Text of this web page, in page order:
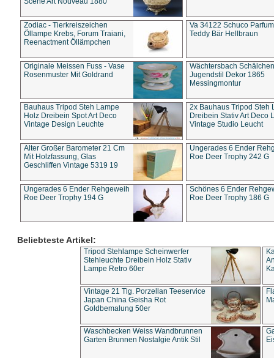
Zodiac - Tierkreiszeichen
Öllampe Krebs, Forum Traiani,
Reenactment Öllämpchen
Va 34122 Schuco
Teddy Bär Hellbraun
Originale Meissen Fuss - Vase
Rosenmuster Mit Goldrand
Wächtersbach Schälchen
Jugendstil Dekor 1865
Messingmontur
Bauhaus Tripod Steh Lampe
Holz Dreibein Spot Art Deco
Vintage Design Leuchte
2x Bauhaus Tripod Steh
Dreibein Stativ Art Deco
Vintage Studio Leucht
Alter Großer Barometer 21 Cm
Mit Holzfassung, Glas
Geschliffen Vintage 5319 19
Ungerades 6 Ender
Roe Deer Trophy 242 G
Ungerades 6 Ender Rehgeweih
Roe Deer Trophy 194 G
Schönes 6 Ender
Roe Deer Trophy 186 G
Beliebteste Artikel:
Tripod Stehlampe Scheinwerfer
Stehleuchte Dreibein Holz Stativ
Lampe Retro 60er
Vintage 21 Tlg. Porzellan Teeservice
Japan China Geisha Rot
Goldbemalung 50er
Waschbecken Weiss Wandbrunnen
Garten Brunnen Nostalgie Antik Stil